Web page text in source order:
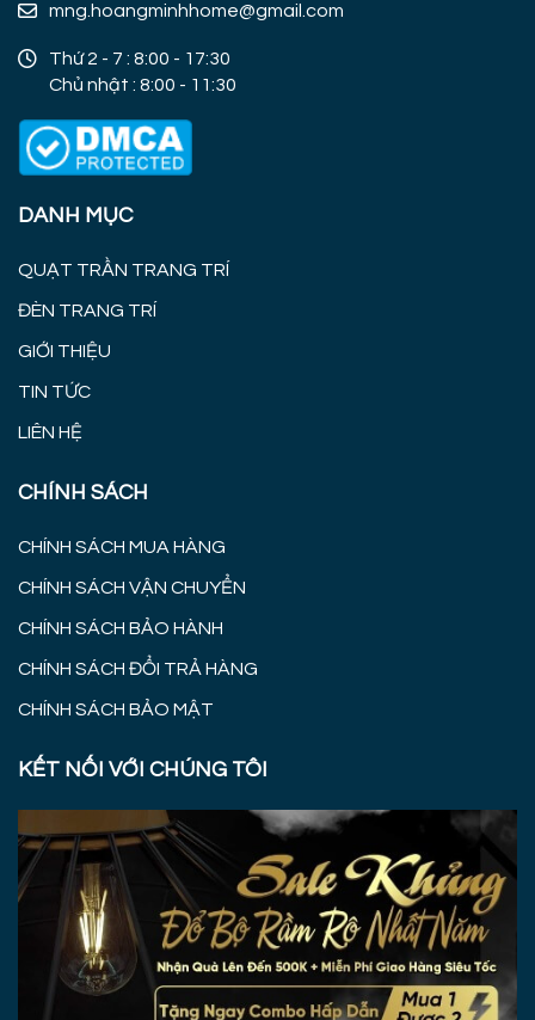
mng.hoangminhhome@gmail.com
Thứ 2 - 7 : 8:00 - 17:30
Chủ nhật : 8:00 - 11:30
DANH MỤC
QUẠT TRẦN TRANG TRÍ
ĐÈN TRANG TRÍ
GIỚI THIỆU
TIN TỨC
LIÊN HỆ
CHÍNH SÁCH
CHÍNH SÁCH MUA HÀNG
CHÍNH SÁCH VẬN CHUYỂN
CHÍNH SÁCH BẢO HÀNH
CHÍNH SÁCH ĐỔI TRẢ HÀNG
CHÍNH SÁCH BẢO MẬT
KẾT NỐI VỚI CHÚNG TÔI